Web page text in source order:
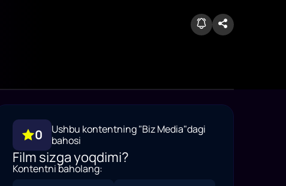
0
Ushbu kontentning "Biz Media"dagi
bahosi
Film sizga yoqdimi?
Kontentni baholang: